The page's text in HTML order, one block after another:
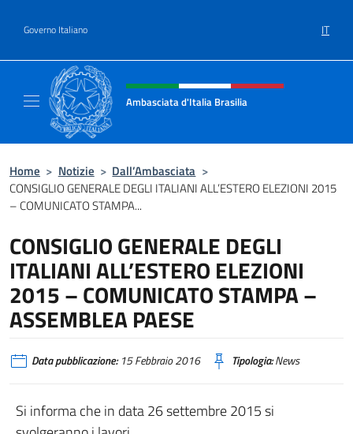
Governo Italiano IT
Intestazione sito, social e menù
Ambasciata d'Italia Brasilia
Home > Notizie > Dall’Ambasciata >
CONSIGLIO GENERALE DEGLI ITALIANI ALL’ESTERO ELEZIONI 2015
– COMUNICATO STAMPA...
CONSIGLIO GENERALE DEGLI
ITALIANI ALL’ESTERO ELEZIONI
2015 – COMUNICATO STAMPA –
ASSEMBLEA PAESE
Data pubblicazione:15 Febbraio 2016 Tipologia:News
Si informa che in data 26 settembre 2015 si